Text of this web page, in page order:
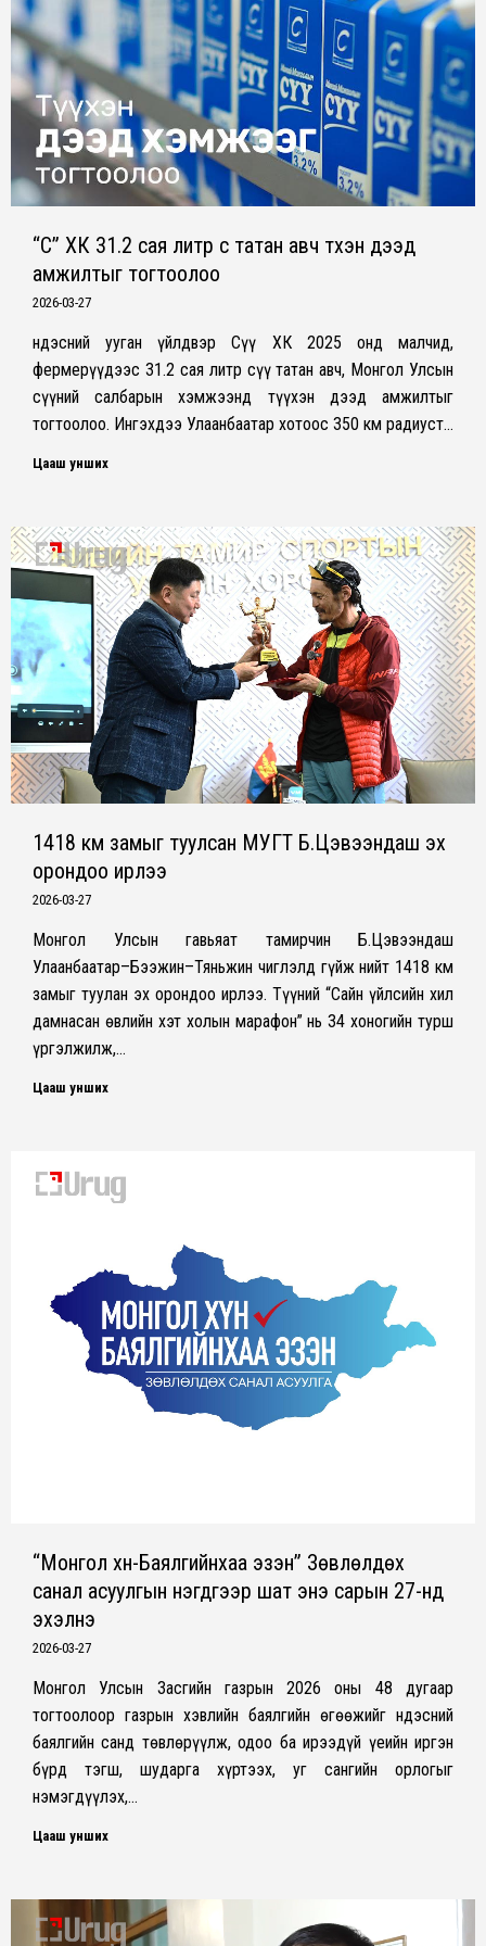
“Сүү” ХК 31.2 сая литр сүү татан авч түүхэн дээд
амжилтыг тогтоолоо
2026-03-27
Үндэсний ууган үйлдвэр Сүү ХК 2025 онд малчид,
фермерүүдээс 31.2 сая литр сүү татан авч, Монгол Улсын
сүүний салбарын хэмжээнд түүхэн дээд амжилтыг
тогтоолоо. Ингэхдээ Улаанбаатар хотоос 350 км радиуст…
Цааш унших
1418 км замыг туулсан МУГТ Б.Цэвээндаш эх
орондоо ирлээ
2026-03-27
Монгол Улсын гавьяат тамирчин Б.Цэвээндаш
Улаанбаатар–Бээжин–Тяньжин чиглэлд гүйж нийт 1418 км
замыг туулан эх орондоо ирлээ. Түүний “Сайн үйлсийн хил
дамнасан өвлийн хэт холын марафон” нь 34 хоногийн турш
үргэлжилж,…
Цааш унших
“Монгол хүн-Баялгийнхаа эзэн” Зөвлөлдөх
санал асуулгын нэгдүгээр шат энэ сарын 27-нд
эхэлнэ
2026-03-27
Монгол Улсын Засгийн газрын 2026 оны 48 дугаар
тогтоолоор газрын хэвлийн баялгийн өгөөжийг Үндэсний
баялгийн санд төвлөрүүлж, одоо ба ирээдүй үеийн иргэн
бүрд тэгш, шударга хүртээх, уг сангийн орлогыг
нэмэгдүүлэх,…
Цааш унших